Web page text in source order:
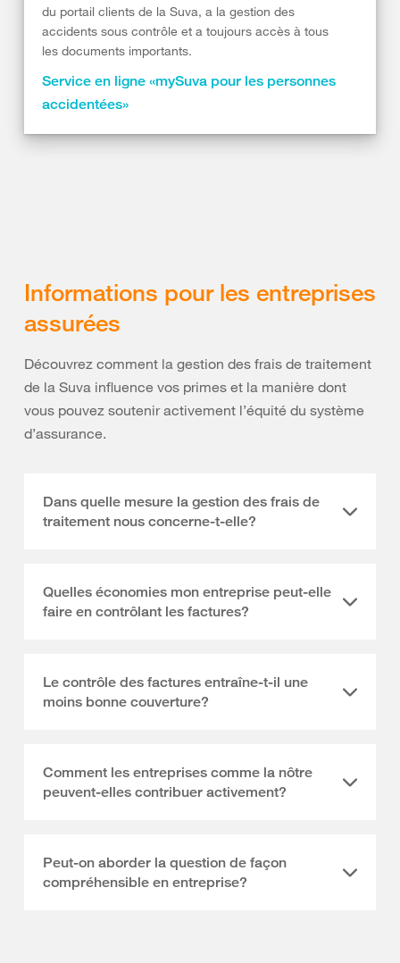
du portail clients de la Suva, a la gestion des
accidents sous contrôle et a toujours accès à tous
les documents importants.
Service en ligne «mySuva pour les personnes
accidentées»
Informations pour les entreprises
assurées
Découvrez comment la gestion des frais de traitement
de la Suva influence vos primes et la manière dont
vous pouvez soutenir activement l’équité du système
d’assurance.
Dans quelle mesure la gestion des frais de
traitement nous concerne-t-elle?
Quelles économies mon entreprise peut-elle
faire en contrôlant les factures?
Le contrôle des factures entraîne-t-il une
moins bonne couverture?
Comment les entreprises comme la nôtre
peuvent-elles contribuer activement?
Peut-on aborder la question de façon
compréhensible en entreprise?